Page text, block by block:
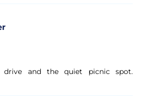
drive and the quiet picnic spot.